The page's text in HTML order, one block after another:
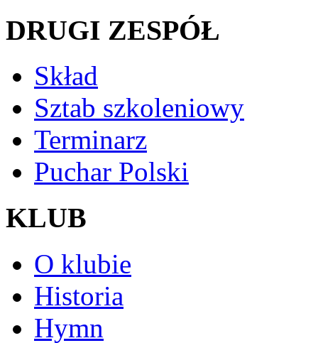
DRUGI ZESPÓŁ
Skład
Sztab szkoleniowy
Terminarz
Puchar Polski
KLUB
O klubie
Historia
Hymn